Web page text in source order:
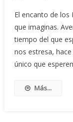
El encanto de los
que imaginas.
tiempo del que
nos estresa,
único que
Más...